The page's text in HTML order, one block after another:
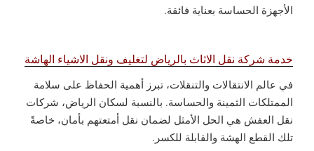
الأجهزة الحساسة بعناية فائقة.
خدمة شركة نقل الاثاث بالرياض لتغليف ونقل الاشياء الهاشة
في عالم الانتقالات والتنقلات، تبرز أهمية الحفاظ على سلامة
الممتلكات الثمينة والحساسة. بالنسبة لسكان الرياض، شركات
نقل العفش هي الحل الأمثل لضمان نقل أمتعتهم بأمان، خاصةً
تلك القطع الهشة والقابلة للكسر.